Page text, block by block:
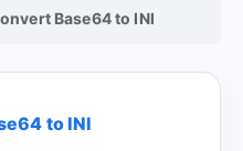
Base64 to INI
to INI